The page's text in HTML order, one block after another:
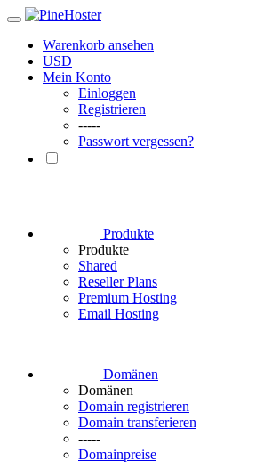
Warenkorb ansehen
USD
Mein Konto
Einloggen
Registrieren
-----
Passwort vergessen?
Produkte
Produkte
Shared
Reseller Plans
Premium Hosting
Email Hosting
Domänen
Domänen
Domain registrieren
Domain transferieren
-----
Domainpreise